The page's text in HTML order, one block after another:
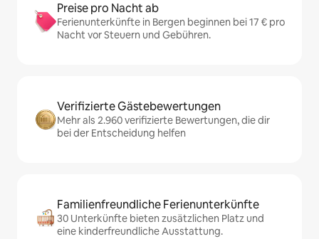
Preise pro Nacht ab
Ferienunterkünfte in Bergen beginnen bei 17 € pro
Nacht vor Steuern und Gebühren.
Verifizierte Gästebewertungen
Mehr als 2.960 verifizierte Bewertungen, die dir
bei der Entscheidung helfen
Familienfreundliche Ferienunterkünfte
30 Unterkünfte bieten zusätzlichen Platz und
eine kinderfreundliche Ausstattung.